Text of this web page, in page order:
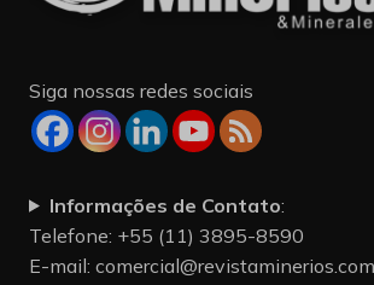
Siga nossas redes sociais
Informações de Contato:
Telefone: +55 (11) 3895-8590
E-mail: